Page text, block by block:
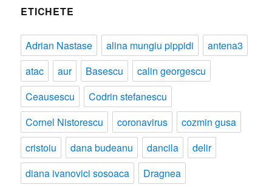
ETICHETE
Adrian Nastase alina mungiu pippidi
antena3
atac
aur Basescu
calin georgescu
Ceausescu
Codrin stefanescu
Cornel Nistorescu
coronavirus
cozmin gusa
cristoiu
dana budeanu dancila
delir
diana ivanovici sosoaca
Dragnea